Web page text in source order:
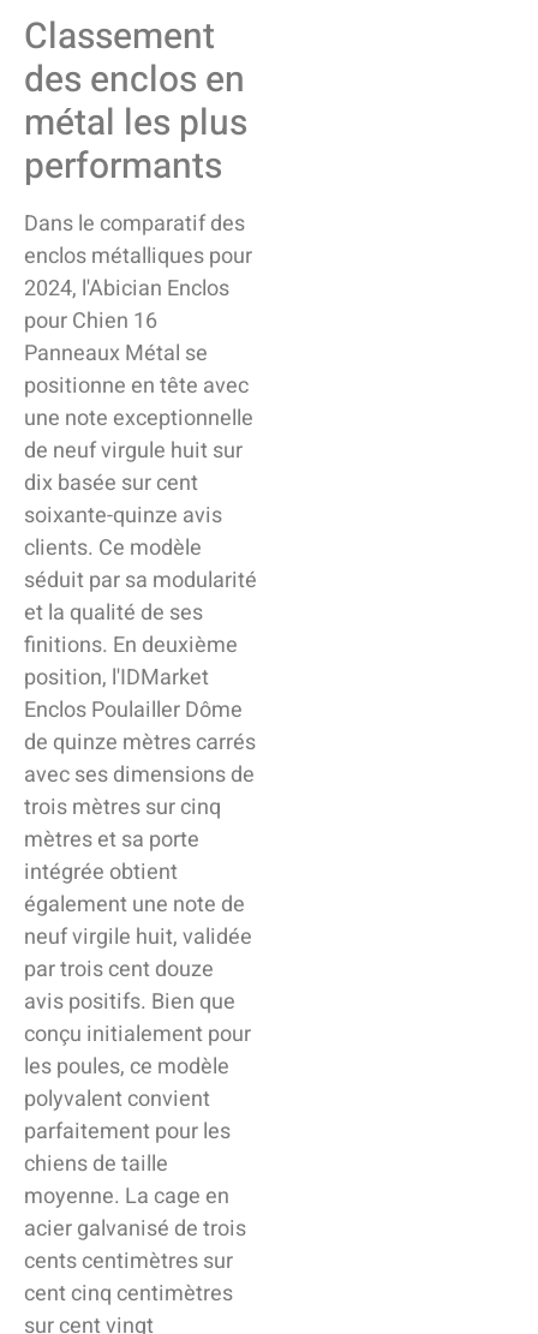
Classement
des enclos en
métal les plus
performants
Dans le comparatif des
enclos métalliques pour
2024, l'Abician Enclos
pour Chien 16
Panneaux Métal se
positionne en tête avec
une note exceptionnelle
de neuf virgule huit sur
dix basée sur cent
soixante-quinze avis
clients. Ce modèle
séduit par sa modularité
et la qualité de ses
finitions. En deuxième
position, l'IDMarket
Enclos Poulailler Dôme
de quinze mètres carrés
avec ses dimensions de
trois mètres sur cinq
mètres et sa porte
intégrée obtient
également une note de
neuf virgile huit, validée
par trois cent douze
avis positifs. Bien que
conçu initialement pour
les poules, ce modèle
polyvalent convient
parfaitement pour les
chiens de taille
moyenne. La cage en
acier galvanisé de trois
cents centimètres sur
cent cinq centimètres
sur cent vingt